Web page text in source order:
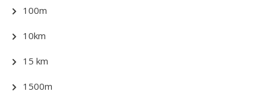
100m
10km
15 km
1500m